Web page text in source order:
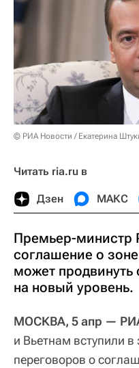
© РИА Новости / Екатерина
Читать ria.ru в
Дзен МАКС
Премьер-министр
соглашение о
может продвинуть
на новый уровень.
МОСКВА, 5 апр —
и Вьетнам вступили
переговоров о